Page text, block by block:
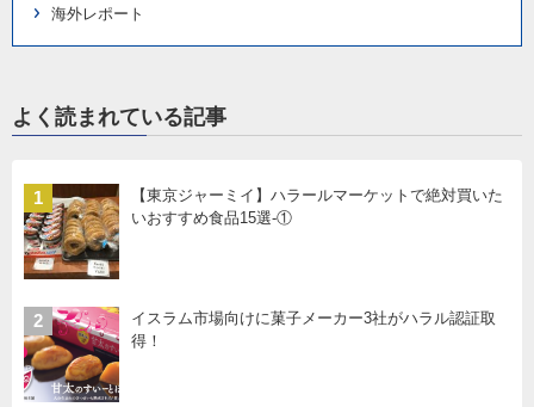
海外レポート
よく読まれている記事
1
【東京ジャーミイ】ハラールマーケットで絶対買いた
いおすすめ食品15選-①
2
イスラム市場向けに菓子メーカー3社がハラル認証取
得！